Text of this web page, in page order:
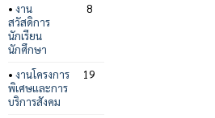
• งาน
สวัสดิการ
นักเรียน
นักศึกษา
8
• งานโครงการ
พิเศษและการ
บริการสังคม
19